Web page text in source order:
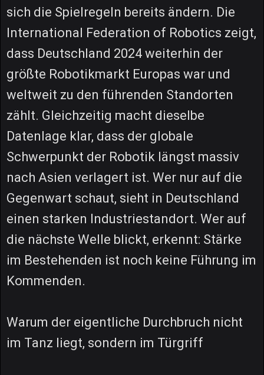
sich die Spielregeln bereits ändern. Die
International Federation of Robotics zeigt,
dass Deutschland 2024 weiterhin der
größte Robotikmarkt Europas war und
weltweit zu den führenden Standorten
zählt. Gleichzeitig macht dieselbe
Datenlage klar, dass der globale
Schwerpunkt der Robotik längst massiv
nach Asien verlagert ist. Wer nur auf die
Gegenwart schaut, sieht in Deutschland
einen starken Industriestandort. Wer auf
die nächste Welle blickt, erkennt: Stärke
im Bestehenden ist noch keine Führung im
Kommenden.
Warum der eigentliche Durchbruch nicht
im Tanz liegt, sondern im Türgriff